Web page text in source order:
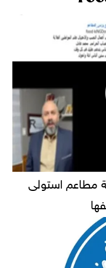
مطاعم استولى